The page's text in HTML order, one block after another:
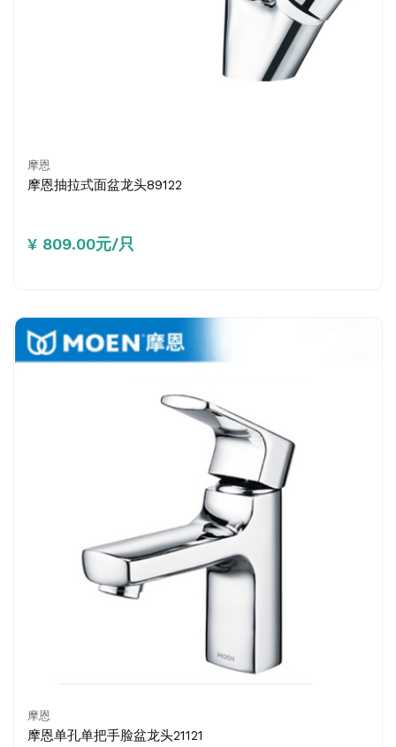
摩恩
摩恩抽拉式面盆龙头89122
¥ 809.00元/只
摩恩
摩恩单孔单把手脸盆龙头21121